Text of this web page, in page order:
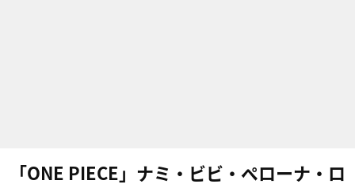
「ONE PIECE」ナミ・ビビ・ペローナ・ロ